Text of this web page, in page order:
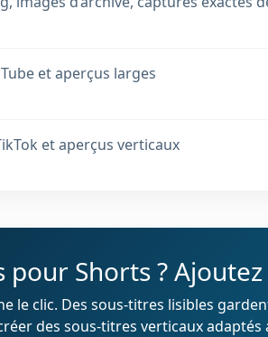
et aperçus larges
et aperçus verticaux
pour Shorts ?
le clic. Des sous-titres lisibles
des sous-titres verticaux adaptés